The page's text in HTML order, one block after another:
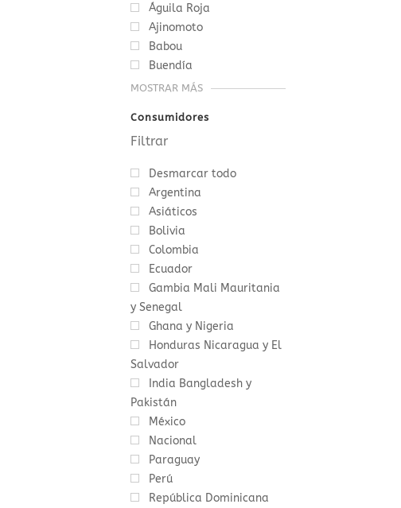
Águila Roja
Ajinomoto
Babou
Buendía
MOSTRAR MÁS
Consumidores
Desmarcar todo
Argentina
Asiáticos
Bolivia
Colombia
Ecuador
Gambia Mali Mauritania
y Senegal
Ghana y Nigeria
Honduras Nicaragua y El
Salvador
India Bangladesh y
Pakistán
México
Nacional
Paraguay
Perú
República Dominicana